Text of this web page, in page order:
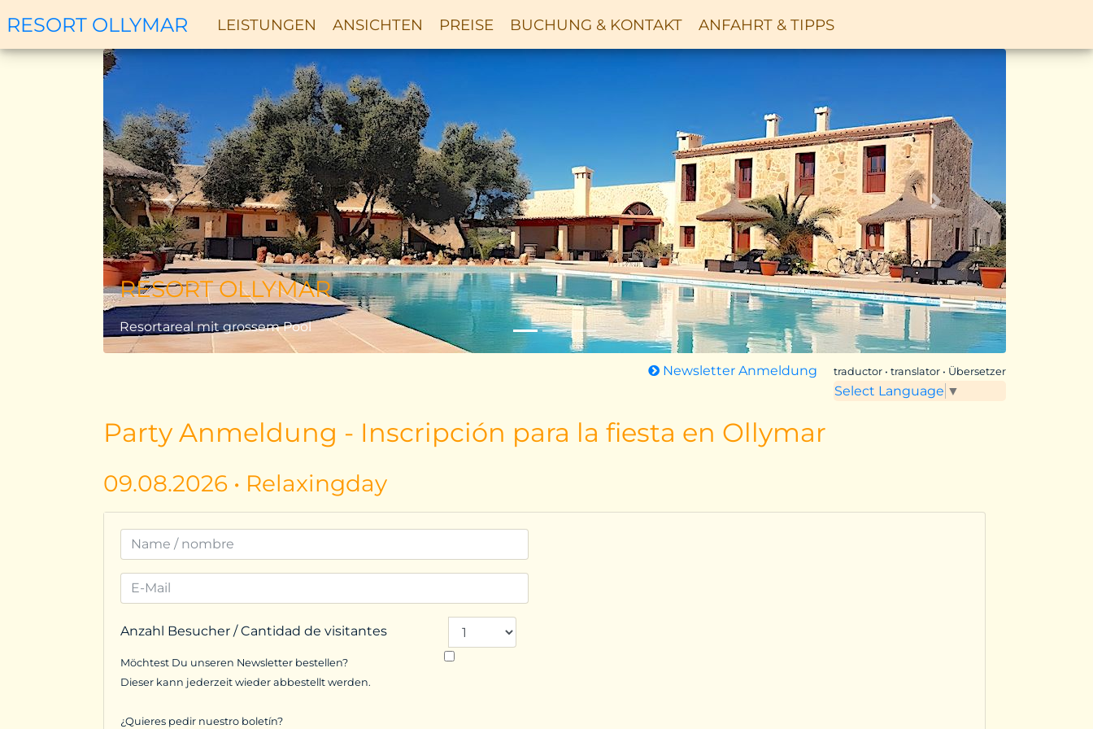
RESORT OLLYMAR LEISTUNGEN ANSICHTEN PREISE BUCHUNG & KONTAKT ANFAHRT & TIPPS
RESORT OLLYMAR
Resortareal mit grossem Pool
Zurück Vor
Newsletter Anmeldung traductor • translator • Übersetzer
Select Language ▼
Party Anmeldung - Inscripción para la fiesta en Ollymar
09.08.2026 • Relaxingday
Anzahl Besucher / Cantidad de visitantes
Möchtest Du unseren Newsletter bestellen?
Dieser kann jederzeit wieder abbestellt werden.
¿Quieres pedir nuestro boletín?